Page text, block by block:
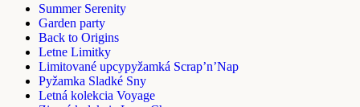
Summer Serenity
Garden party
Back to Origins
Letne Limitky
Limitované upcypyžamká Scrap’n’Nap
Pyžamka Sladké Sny
Letná kolekcia Voyage